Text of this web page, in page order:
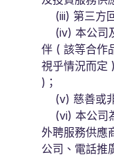
(iii) 第三方
(iv) 本公司
伴 ( 該等合作
視乎情況而定
)；
(v) 慈善或
(vi) 本公司
外聘服務供應
公司、電話推